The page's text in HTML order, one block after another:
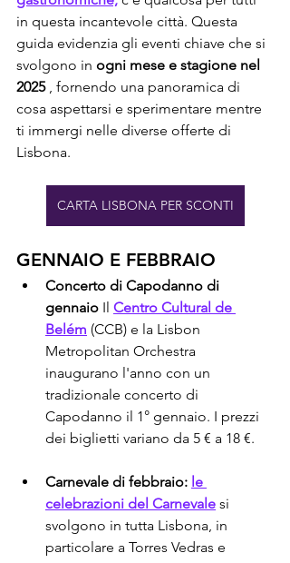
in questa incantevole città. Questa
guida evidenzia gli eventi chiave che si
svolgono in ogni mese e stagione nel
2025 , fornendo una panoramica di
cosa aspettarsi e sperimentare mentre
ti immergi nelle diverse offerte di
Lisbona.
CARTA LISBONA PER SCONTI
GENNAIO E FEBBRAIO
Concerto di Capodanno di
gennaio Il Centro Cultural de
Belém (CCB) e la Lisbon
Metropolitan Orchestra
inaugurano l'anno con un
tradizionale concerto di
Capodanno il 1° gennaio. I prezzi
dei biglietti variano da 5 € a 18 €.
Carnevale di febbraio: le
celebrazioni del Carnevale si
svolgono in tutta Lisbona, in
particolare a Torres Vedras e